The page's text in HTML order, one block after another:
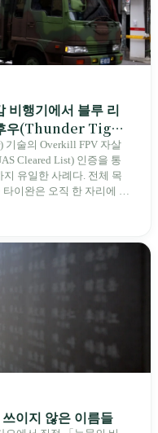
비행기에서 블루 리
우(Thunder Tiger)
기술의 Overkill FPV 자살
Cleared List) 인증을 통
유일한 사례다. 전체 목
이완은 오직 한 자리에 불
원 4명이 《타이완을 위
미국 스스로가 입법을 통해
46년간 원격 조종 장난감
에 두 번째 공장을 건설할
이지 않은 이름들